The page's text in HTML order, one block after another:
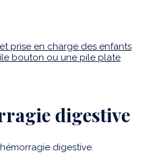
prise en charge des enfants
bouton ou une pile plate
digestive
digestive.